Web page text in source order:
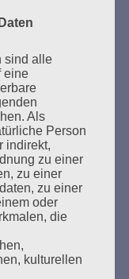
IN
sind alle
eine
Als
Person
indirekt,
zu einer
zu einer
zu einer
oder
die
kulturellen